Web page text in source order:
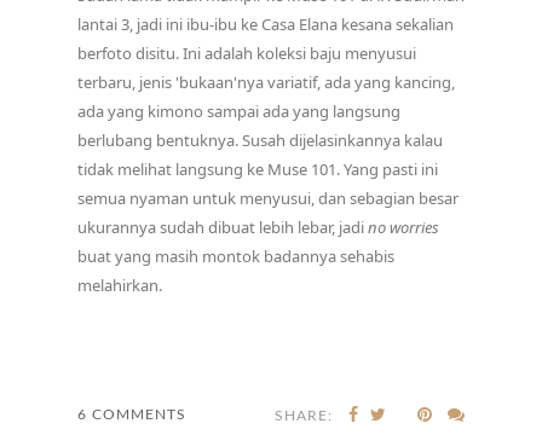
lantai 3, jadi ini ibu-ibu ke Casa Elana kesana sekalian
berfoto disitu. Ini adalah koleksi baju menyusui
terbaru, jenis 'bukaan'nya variatif, ada yang kancing,
ada yang kimono sampai ada yang langsung
berlubang bentuknya. Susah dijelasinkannya kalau
tidak melihat langsung ke Muse 101. Yang pasti ini
semua nyaman untuk menyusui, dan sebagian besar
ukurannya sudah dibuat lebih lebar, jadino worries
buat yang masih montok badannya sehabis
melahirkan.
6 COMMENTS SHARE: